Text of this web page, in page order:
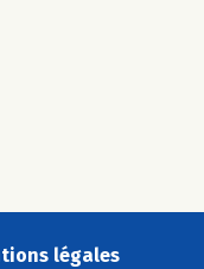
légales